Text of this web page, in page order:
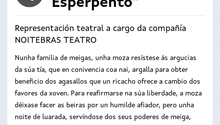
Esperpento"
Representación teatral a cargo da compañía
NOITEBRAS TEATRO
Nunha familia de meigas, unha moza resístese ás argucias
da súa tía, que en conivencia coa nai, argalla para obter
beneficio dos agasallos que un ricacho ofrece a cambio dos
favores da xoven. Para reafirmarse na súa liberdade, a moza
déixase facer as beiras por un humilde afiador, pero unha
noite de luarada, servíndose dos seus poderes de meiga,